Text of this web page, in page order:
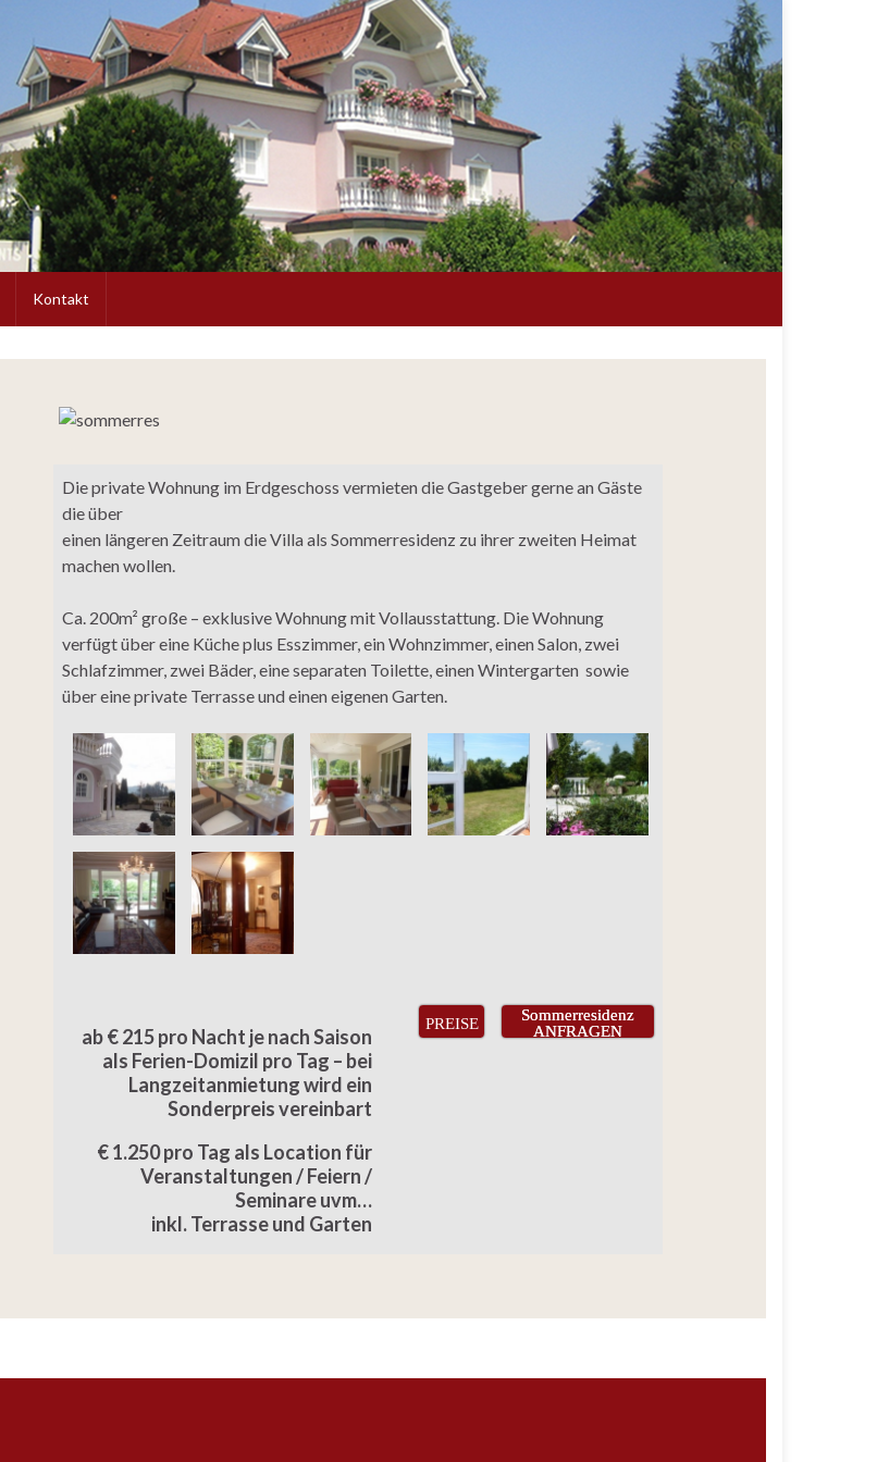
Kontakt
Die private Wohnung im Erdgeschoss vermieten die Gastgeber gerne an Gäste
die über
einen längeren Zeitraum die Villa als Sommerresidenz zu ihrer zweiten Heimat
machen wollen.
Ca. 200m² große – exklusive Wohnung mit Vollausstattung. Die Wohnung
verfügt über eine Küche plus Esszimmer, ein Wohnzimmer, einen Salon, zwei
Schlafzimmer, zwei Bäder, eine separaten Toilette, einen Wintergarten sowie
über eine private Terrasse und einen eigenen Garten.
ab € 215 pro Nacht je nach Saison
als Ferien-Domizil pro Tag – bei
Langzeitanmietung wird ein
Sonderpreis vereinbart
€ 1.250 pro Tag als Location für
Veranstaltungen / Feiern /
Seminare uvm…
inkl. Terrasse und Garten
PREISE
Sommerresidenz
ANFRAGEN